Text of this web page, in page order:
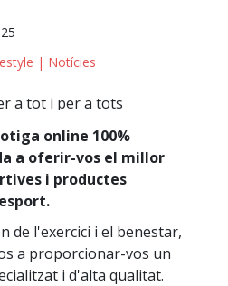
| Notícies
online 100%
a oferir-vos el millor
i productes
de l'exercici i el benestar,
a proporcionar-vos un
i d'alta qualitat.